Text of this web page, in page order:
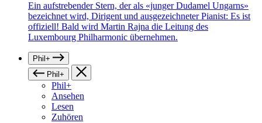
Ein aufstrebender Stern, der als «junger Dudamel Ungarns»
bezeichnet wird, Dirigent und ausgezeichneter Pianist: Es ist
offiziell! Bald wird Martin Rajna die Leitung des
Luxembourg Philharmonic übernehmen.
Phil+
Phil+
Phil+
Ansehen
Lesen
Zuhören